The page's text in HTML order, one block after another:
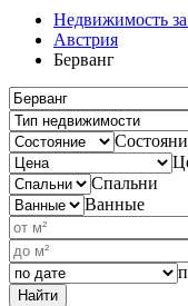
Недвижимость
Австрия
Берванг
Спальни
Ванные
Найти